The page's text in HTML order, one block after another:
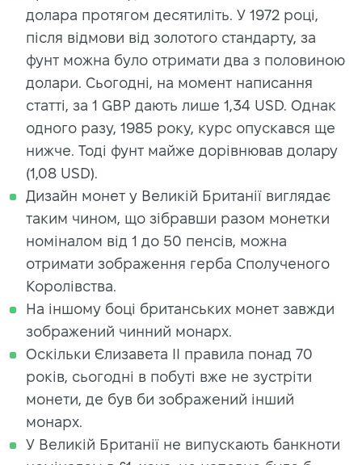
долара протягом десятиліть. У 1972 році,
після відмови від золотого стандарту, за
фунт можна було отримати два з половиною
долари. Сьогодні, на момент написання
статті, за 1 GBP дають лише 1,34 USD. Однак
одного разу, 1985 року, курс опускався ще
нижче. Тоді фунт майже дорівнював долару
(1,08 USD).
Дизайн монет у Великій Британії виглядає
таким чином, що зібравши разом монетки
номіналом від 1 до 50 пенсів, можна
отримати зображення герба Сполученого
Королівства.
На іншому боці британських монет завжди
зображений чинний монарх.
Оскільки Єлизавета II правила понад 70
років, сьогодні в побуті вже не зустріти
монети, де був би зображений інший
монарх.
У Великій Британії не випускають банкноти